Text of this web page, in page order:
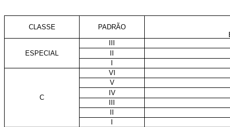
CLASSE
PADRÃO
ESPECIAL
C
VI
V
IV